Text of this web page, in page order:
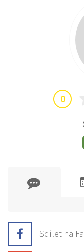
0
Sdílet na